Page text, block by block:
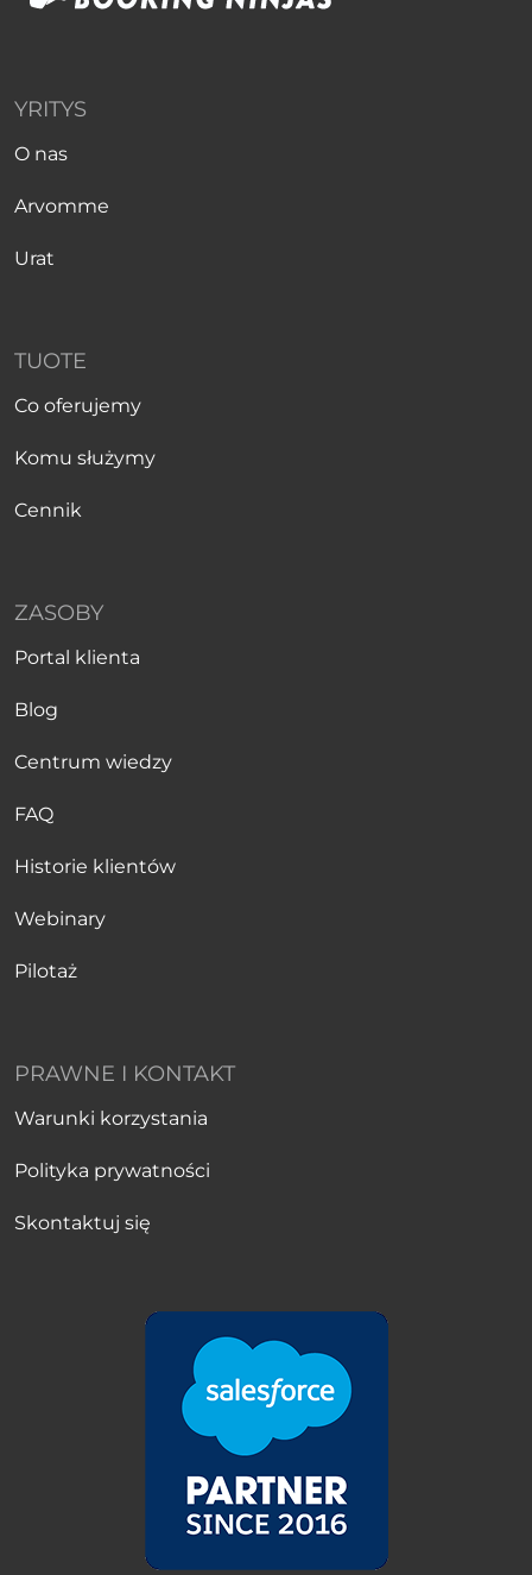
YRITYS
O nas
Arvomme
Urat
TUOTE
Co oferujemy
Komu służymy
Cennik
ZASOBY
Portal klienta
Blog
Centrum wiedzy
FAQ
Historie klientów
Webinary
Pilotaż
PRAWNE I KONTAKT
Warunki korzystania
Polityka prywatności
Skontaktuj się